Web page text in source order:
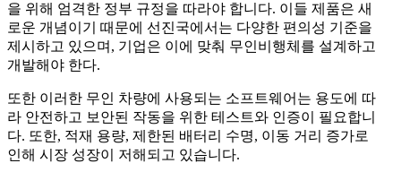
을 위해 엄격한 정부 규정을 따라야 합니다. 이들 제품은 새
로운 개념이기 때문에 선진국에서는 다양한 편의성 기준을
제시하고 있으며, 기업은 이에 맞춰 무인비행체를 설계하고
개발해야 한다.
또한 이러한 무인 차량에 사용되는 소프트웨어는 용도에 따
라 안전하고 보안된 작동을 위한 테스트와 인증이 필요합니
다. 또한, 적재 용량, 제한된 배터리 수명, 이동 거리 증가로
인해 시장 성장이 저해되고 있습니다.